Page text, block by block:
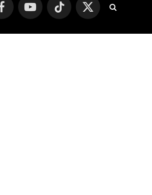
FacebookYouTube TikTok
X
(Twitter)